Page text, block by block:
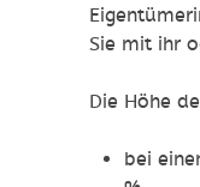
Sie mit ihr
Die Höhe
bei